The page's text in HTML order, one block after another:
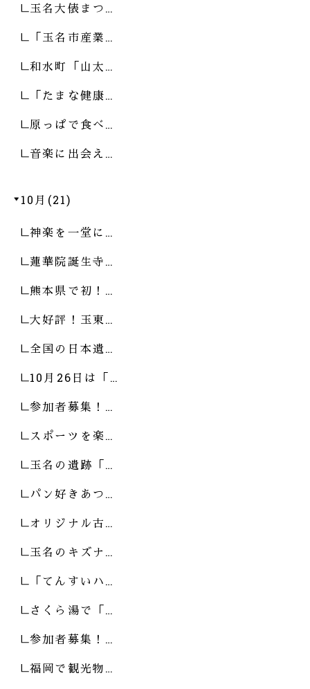
玉名大俵まつ…
「玉名市産業…
和水町「山太…
「たまな健康…
原っぱで食べ…
音楽に出会え…
10月(21)
神楽を一堂に…
蓮華院誕生寺…
熊本県で初！…
大好評！玉東…
全国の日本遺…
10月26日は「…
参加者募集！…
スポーツを楽…
玉名の遺跡「…
パン好きあつ…
オリジナル古…
玉名のキズナ…
「てんすいハ…
さくら湯で「…
参加者募集！…
福岡で観光物…